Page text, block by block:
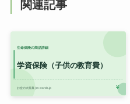
関連記事